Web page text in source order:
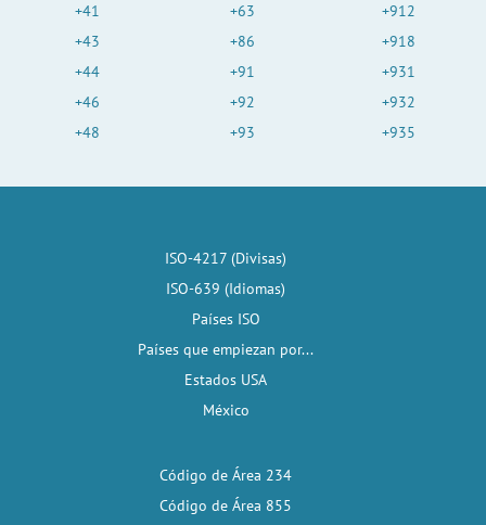
+41
+43
+44
+46
+48
+63
+86
+91
+92
+93
+912
+918
+931
+932
+935
ISO-4217 (Divisas)
ISO-639 (Idiomas)
Países ISO
Países que empiezan por...
Estados USA
México
Código de Área 234
Código de Área 855